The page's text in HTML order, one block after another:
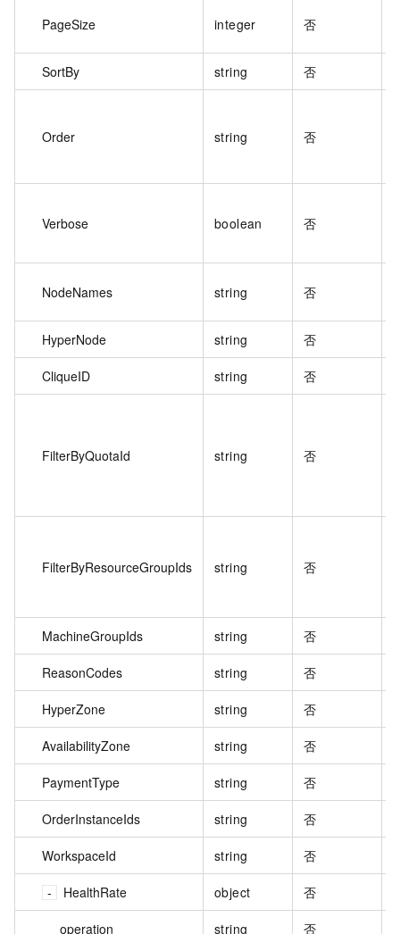
PageSize integer 否
SortBy string 否
Order string 否
Verbose boolean 否
NodeNames string 否
HyperNode string 否
CliqueID string 否
FilterByQuotaId string 否
FilterByResourceGroupIds string 否
MachineGroupIds string 否
ReasonCodes string 否
HyperZone string 否
AvailabilityZone string 否
PaymentType string 否
OrderInstanceIds string 否
WorkspaceId string 否
HealthRate object 否
operation string 否